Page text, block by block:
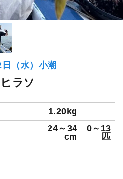
（水）小潮
ヒラソ
1.20kg
24～34
cm
0～13
匹